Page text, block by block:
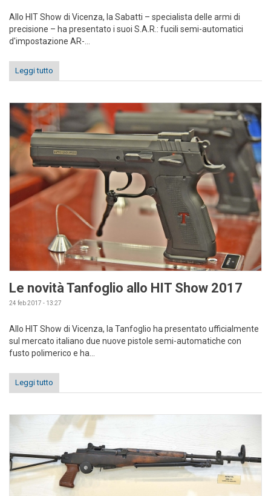
Allo HIT Show di Vicenza, la Sabatti – specialista delle armi di
precisione – ha presentato i suoi S.A.R.: fucili semi-automatici
d'impostazione AR-...
Leggi tutto
Le novità Tanfoglio allo HIT Show 2017
24 feb 2017 - 13:27
Allo HIT Show di Vicenza, la Tanfoglio ha presentato ufficialmente
sul mercato italiano due nuove pistole semi-automatiche con
fusto polimerico e ha...
Leggi tutto